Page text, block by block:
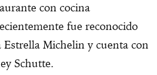
con cocina
fue reconocido
Michelin y cuenta con
Schutte.